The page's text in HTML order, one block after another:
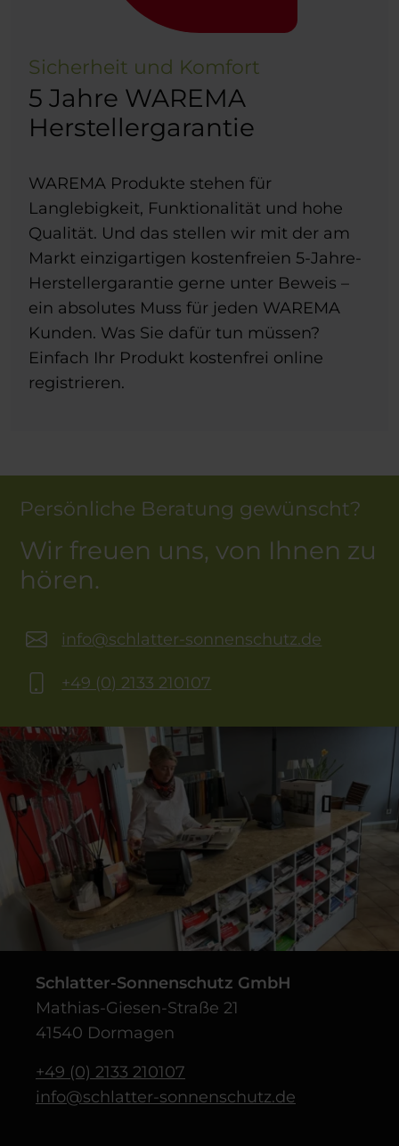
Sicherheit und Komfort
5 Jahre WAREMA
Herstellergarantie
WAREMA Produkte stehen für
Langlebigkeit, Funktionalität und hohe
Qualität. Und das stellen wir mit der am
Markt einzigartigen kostenfreien 5-Jahre-
Herstellergarantie gerne unter Beweis –
ein absolutes Muss für jeden WAREMA
Kunden. Was Sie dafür tun müssen?
Einfach Ihr Produkt kostenfrei online
registrieren.
Persönliche Beratung gewünscht?
Wir freuen uns, von Ihnen zu
hören.
info@schlatter-sonnenschutz.de
+49 (0) 2133 210107
Schlatter-Sonnenschutz GmbH
Mathias-Giesen-Straße 21
41540 Dormagen
+49 (0) 2133 210107
info@schlatter-sonnenschutz.de